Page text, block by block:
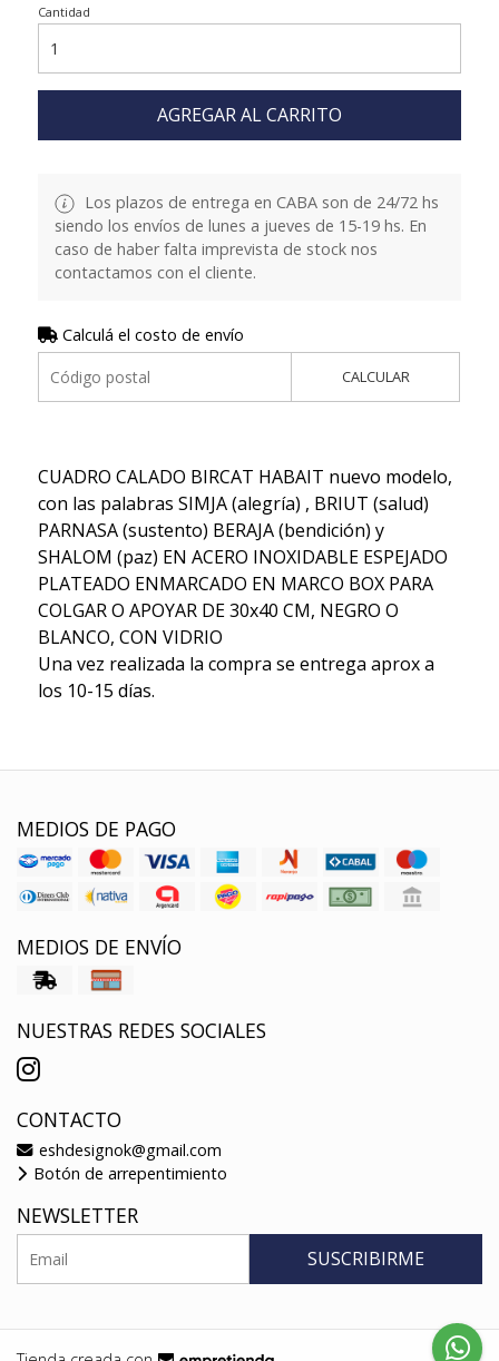
Cantidad
AGREGAR AL CARRITO
Los plazos de entrega en CABA son de 24/72 hs
siendo los envíos de lunes a jueves de 15-19 hs. En
caso de haber falta imprevista de stock nos
contactamos con el cliente.
Calculá el costo de envío
CALCULAR
CUADRO CALADO BIRCAT HABAIT nuevo modelo,
con las palabras SIMJA (alegría) , BRIUT (salud)
PARNASA (sustento) BERAJA (bendición) y
SHALOM (paz) EN ACERO INOXIDABLE ESPEJADO
PLATEADO ENMARCADO EN MARCO BOX PARA
COLGAR O APOYAR DE 30x40 CM, NEGRO O
BLANCO, CON VIDRIO
Una vez realizada la compra se entrega aprox a
los 10-15 días.
MEDIOS DE PAGO
MEDIOS DE ENVÍO
NUESTRAS REDES SOCIALES
CONTACTO
eshdesignok@gmail.com
Botón de arrepentimiento
NEWSLETTER
SUSCRIBIRME